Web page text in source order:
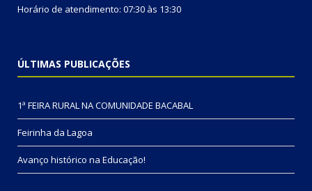
Horário de atendimento: 07:30 às 13:30
ÚLTIMAS PUBLICAÇÕES
1ª FEIRA RURAL NA COMUNIDADE BACABAL
Feirinha da Lagoa
Avanço histórico na Educação!